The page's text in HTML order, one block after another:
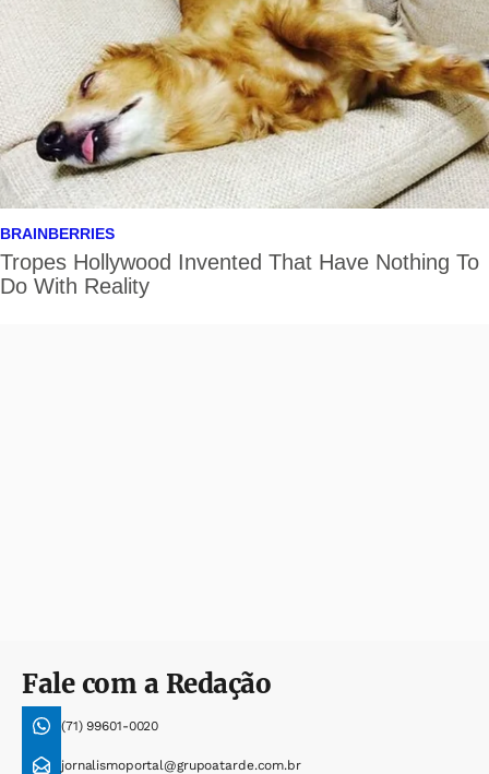
Fale com a Redação
(71) 99601-0020
jornalismoportal@grupoatarde.com.br